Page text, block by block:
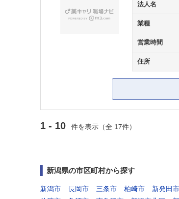
法人名
業種
営業時間
住所
1 - 10 件を表示（全 17件）
新潟県の市区町村から探す
新潟市 長岡市 三条市 柏崎市 新発田市